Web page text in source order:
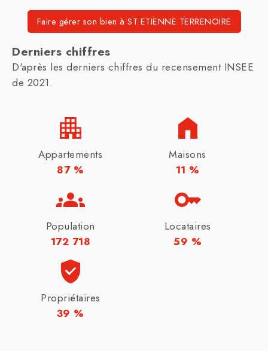
Faire gérer son bien à ST ETIENNE TERRENOIRE
Derniers chiffres
D'après les derniers chiffres du recensement INSEE
de 2021.
Appartements
87 %
Maisons
11 %
Population
172 718
Locataires
59 %
Propriétaires
39 %